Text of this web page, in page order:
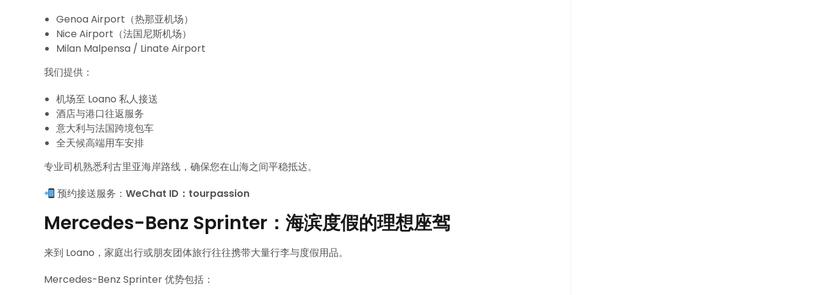
Genoa Airport（热那亚机场）
Nice Airport（法国尼斯机场）
Milan Malpensa / Linate Airport
我们提供：
机场至 Loano 私人接送
酒店与港口往返服务
意大利与法国跨境包车
全天候高端用车安排
专业司机熟悉利古里亚海岸路线，确保您在山海之间平稳抵达。
预约接送服务：WeChat ID：tourpassion
Mercedes-Benz Sprinter：海滨度假的理想座驾
来到 Loano，家庭出行或朋友团体旅行往往携带大量行李与度假用品。
Mercedes-Benz Sprinter 优势包括：